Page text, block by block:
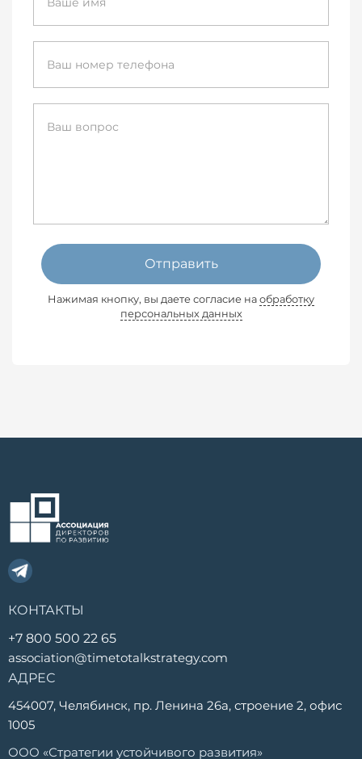
Отправить
Нажимая кнопку, вы даете согласие на обработку
персональных данных
КОНТАКТЫ
+7 800 500 22 65
association@timetotalkstrategy.com
АДРЕС
454007, Челябинск, пр. Ленина 26а, строение 2, офис
1005
ООО «Стратегии устойчивого развития»